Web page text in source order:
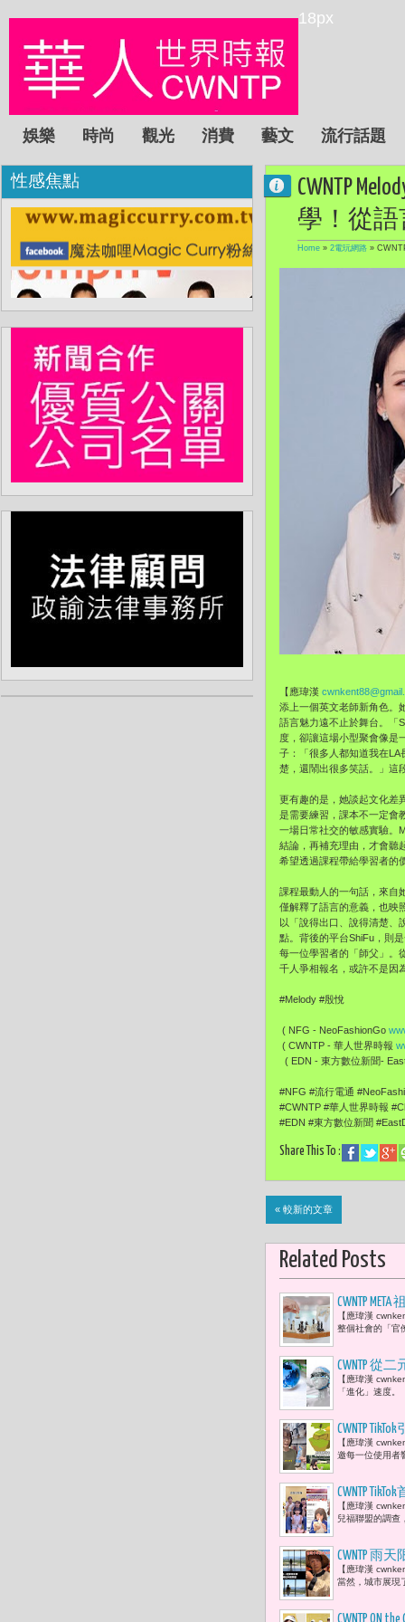
18px
娛樂 時尚 觀光 消費 藝文 流行話題
CWNTP
學！從
Home » 2電玩網路 »
【應瑋漢
添上一個英文老師新角色。
語言魅力遠不止於舞台。「
度，卻讓這場小型聚會像是
子：「很多人都知道我在
楚，還鬧出很多笑話。」這
更有趣的是，她談起文化差
是需要練習，課本不一定會
一場日常社交的敏感實驗。
結論，再補充理由，才會聽
希望透過課程帶給學習者的
課程最動人的一句話，來自
僅解釋了語言的意義，也映
以「說得出口、說得清楚、
點。背後的平台ShiFu，則
每一位學習者的「師父」。
千人爭相報名，或許不是因
#Melody #殷悅
( NFG - NeoFashionGo
( CWNTP - 華人世界時報
( EDN - 東方數位新聞-
#NFG #流行電通
#CWNTP #華人世界時報
#EDN #東方數位新聞
Share This To :
« 較新的文章
Related Posts
CWNTP
當官僚效
【應瑋漢
整個社會的「官
CWNTP 從
【應瑋漢
「進化」速度
CWNTP
【應瑋漢
邀每一位使用者
CWNTP
【應瑋漢
兒福聯盟的調查
CWNTP 雨
尋寶、書
【應瑋漢
當然，城市展現
CWNTP
性感焦點